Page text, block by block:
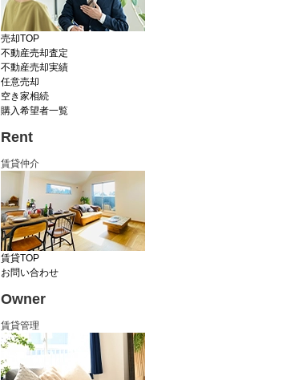
売却TOP
不動産売却査定
不動産売却実績
任意売却
空き家相続
購入希望者一覧
Rent
賃貸仲介
賃貸TOP
お問い合わせ
Owner
賃貸管理